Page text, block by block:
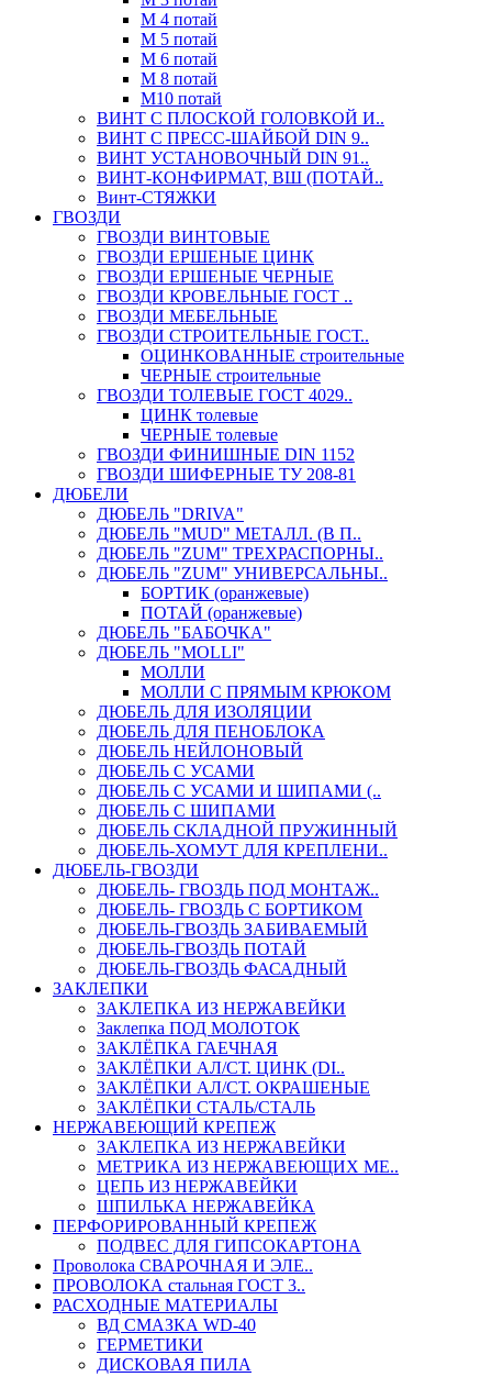
М 4 потай
М 5 потай
М 6 потай
М 8 потай
М10 потай
ВИНТ С ПЛОСКОЙ ГОЛОВКОЙ И..
ВИНТ С ПРЕСС-ШАЙБОЙ DIN 9..
ВИНТ УСТАНОВОЧНЫЙ DIN 91..
ВИНТ-КОНФИРМАТ, ВШ (ПОТАЙ..
Винт-СТЯЖКИ
ГВОЗДИ
ГВОЗДИ ВИНТОВЫЕ
ГВОЗДИ ЕРШЕНЫЕ ЦИНК
ГВОЗДИ ЕРШЕНЫЕ ЧЕРНЫЕ
ГВОЗДИ КРОВЕЛЬНЫЕ ГОСТ ..
ГВОЗДИ МЕБЕЛЬНЫЕ
ГВОЗДИ СТРОИТЕЛЬНЫЕ ГОСТ..
ОЦИНКОВАННЫЕ строительные
ЧЕРНЫЕ строительные
ГВОЗДИ ТОЛЕВЫЕ ГОСТ 4029..
ЦИНК толевые
ЧЕРНЫЕ толевые
ГВОЗДИ ФИНИШНЫЕ DIN 1152
ГВОЗДИ ШИФЕРНЫЕ ТУ 208-81
ДЮБЕЛИ
ДЮБЕЛЬ "DRIVA"
ДЮБЕЛЬ "MUD" МЕТАЛЛ. (В П..
ДЮБЕЛЬ "ZUM" ТРЕХРАСПОРНЫ..
ДЮБЕЛЬ "ZUM" УНИВЕРСАЛЬНЫ..
БОРТИК (оранжевые)
ПОТАЙ (оранжевые)
ДЮБЕЛЬ "БАБОЧКА"
ДЮБЕЛЬ "МOLLI"
МОЛЛИ
МОЛЛИ С ПРЯМЫМ КРЮКОМ
ДЮБЕЛЬ ДЛЯ ИЗОЛЯЦИИ
ДЮБЕЛЬ ДЛЯ ПЕНОБЛОКА
ДЮБЕЛЬ НЕЙЛОНОВЫЙ
ДЮБЕЛЬ С УСАМИ
ДЮБЕЛЬ С УСАМИ И ШИПАМИ (..
ДЮБЕЛЬ С ШИПАМИ
ДЮБЕЛЬ СКЛАДНОЙ ПРУЖИННЫЙ
ДЮБЕЛЬ-ХОМУТ ДЛЯ КРЕПЛЕНИ..
ДЮБЕЛЬ-ГВОЗДИ
ДЮБЕЛЬ- ГВОЗДЬ ПОД МОНТАЖ..
ДЮБЕЛЬ- ГВОЗДЬ С БОРТИКОМ
ДЮБЕЛЬ-ГВОЗДЬ ЗАБИВАЕМЫЙ
ДЮБЕЛЬ-ГВОЗДЬ ПОТАЙ
ДЮБЕЛЬ-ГВОЗДЬ ФАСАДНЫЙ
ЗАКЛЕПКИ
ЗАКЛЕПКА ИЗ НЕРЖАВЕЙКИ
Заклепка ПОД МОЛОТОК
ЗАКЛЁПКА ГАЕЧНАЯ
ЗАКЛЁПКИ АЛ/СТ. ЦИНК (DI..
ЗАКЛЁПКИ АЛ/СТ. ОКРАШЕНЫЕ
ЗАКЛЁПКИ СТАЛЬ/СТАЛЬ
НЕРЖАВЕЮЩИЙ КРЕПЕЖ
ЗАКЛЕПКА ИЗ НЕРЖАВЕЙКИ
МЕТРИКА ИЗ НЕРЖАВЕЮЩИХ МЕ..
ЦЕПЬ ИЗ НЕРЖАВЕЙКИ
ШПИЛЬКА НЕРЖАВЕЙКА
ПЕРФОРИРОВАННЫЙ КРЕПЕЖ
ПОДВЕС ДЛЯ ГИПСОКАРТОНА
Проволока СВАРОЧНАЯ И ЭЛЕ..
ПРОВОЛОКА стальная ГОСТ 3..
РАСХОДНЫЕ МАТЕРИАЛЫ
ВД СМАЗКА WD-40
ГЕРМЕТИКИ
ДИСКОВАЯ ПИЛА